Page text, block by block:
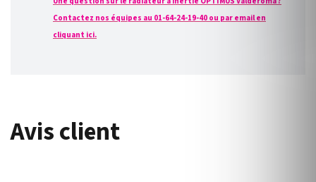
Contactez nos équipes au 01-64-24-19-40 ou par email en
cliquant ici.
Avis client